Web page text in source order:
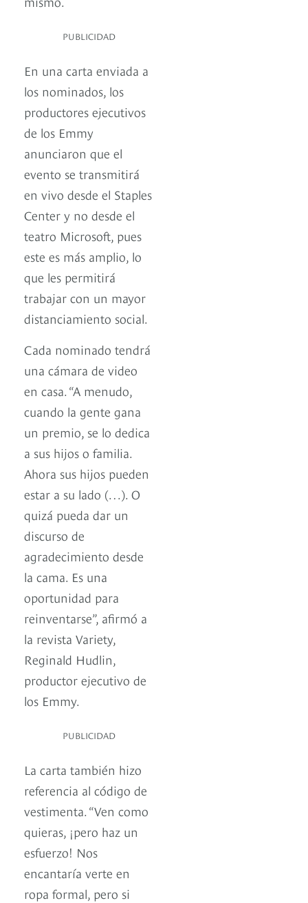
PUBLICIDAD
En una carta enviada a
los nominados, los
productores ejecutivos
de los Emmy
anunciaron que el
evento se transmitirá
en vivo desde el Staples
Center y no desde el
teatro Microsoft, pues
este es más amplio, lo
que les permitirá
trabajar con un mayor
distanciamiento social.
Cada nominado tendrá
una cámara de video
en casa. “A menudo,
cuando la gente gana
un premio, se lo dedica
a sus hijos o familia.
Ahora sus hijos pueden
estar a su lado (…). O
quizá pueda dar un
discurso de
agradecimiento desde
la cama. Es una
oportunidad para
reinventarse”, afirmó a
la revista Variety,
Reginald Hudlin,
productor ejecutivo de
los Emmy.
PUBLICIDAD
La carta también hizo
referencia al código de
vestimenta. “Ven como
quieras, ¡pero haz un
esfuerzo! Nos
encantaría verte en
ropa formal, pero si